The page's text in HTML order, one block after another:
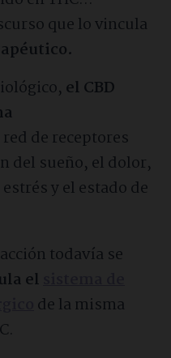
que lo vincula
el CBD
red de receptores
del sueño, el dolor,
y el estado de
todavía se
el
de la misma